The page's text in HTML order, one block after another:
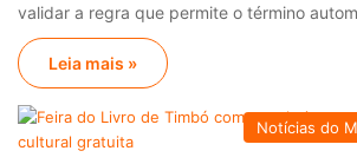
validar a regra que permite o término
Leia mais »
Notícias do